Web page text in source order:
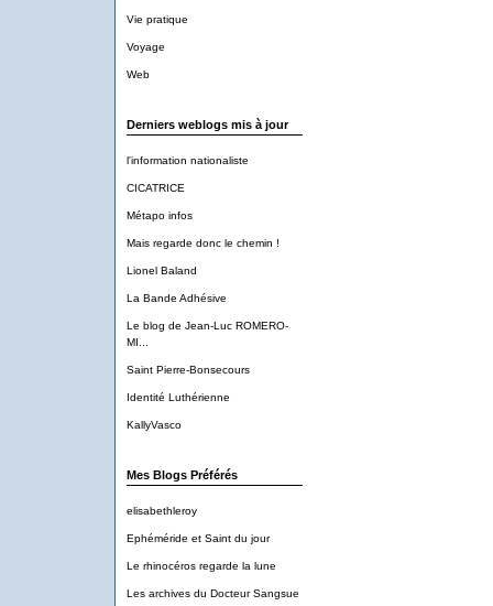
Vie pratique
Voyage
Web
Derniers weblogs mis à jour
l'information nationaliste
CICATRICE
Métapo infos
Mais regarde donc le chemin !
Lionel Baland
La Bande Adhésive
Le blog de Jean-Luc ROMERO-
MI...
Saint Pierre-Bonsecours
Identité Luthérienne
KallyVasco
Mes Blogs Préférés
elisabethleroy
Ephéméride et Saint du jour
Le rhinocéros regarde la lune
Les archives du Docteur Sangsue